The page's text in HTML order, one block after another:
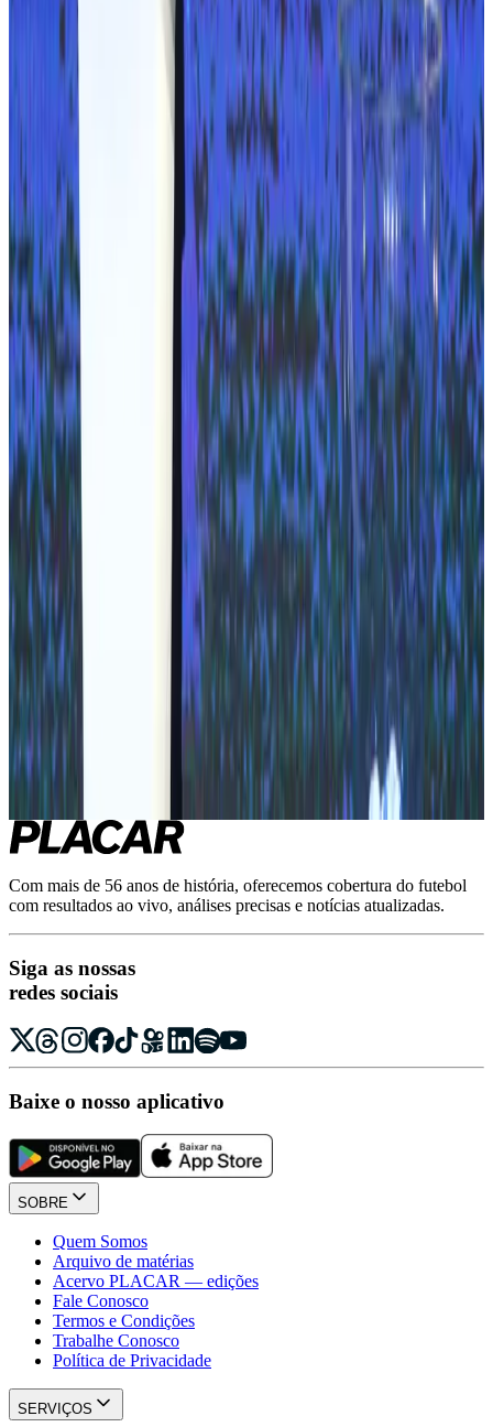
Clube Placar
A revista, onde você estiver
Assinante do Clube PLACAR lê as edições digitais da revista no
navegador ou no app — o acervo de edições cresce junto com a
digitalização.
Acessar a revista digital
56 anos de futebol. E contando.
Assine o Clube PLACAR: revista impressa e digital, acervo com
dezenas de edições e conteúdo exclusivo, entrevistas e bastidores.
→ Assine a PLACAR
Digitalização guiada por você
Procura uma edição específica?
Diga qual mês e ano você quer reler. Os pedidos ajudam a priorizar
a digitalização das próximas edições.
Entrar
Perguntas frequentes
Quantas edições estão no acervo? +
Preciso pagar para ler as matérias históricas?
Como peço uma matéria ou edição que ainda não foi digitalizada?
+
Com mais de 56 anos de história, oferecemos cobertura do futebol
com resultados ao vivo, análises precisas e notícias atualizadas.
Siga as nossas
redes sociais
Baixe o nosso aplicativo
SOBRE
Quem Somos
Arquivo de matérias
Acervo PLACAR — edições
Fale Conosco
Termos e Condições
Trabalhe Conosco
Política de Privacidade
SERVIÇOS